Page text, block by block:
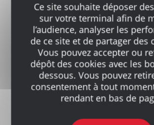
compris dans les zones difficiles d’accès.
Ce site souhaite déposer
sur votre terminal afin de
l’audience, analyser les
de ce site et de partager des
Vous pouvez accepter ou
dépôt des cookies avec les
dessous. Vous pouvez
consentement à tout
rendant en bas de